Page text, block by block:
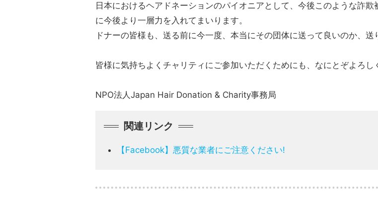
日本におけるヘアドネーションのパイオニアとして、今後このような詐
に今後より一層力を入れてまいります。
ドナーの皆様も、送る前に今一度、本当にその団体に送って良いのか、
皆様に気持ちよくチャリティにご参加いただくためにも、なにとぞよろし
NPO法人Japan Hair Donation & Charity事務局
関連リンク
【Facebook】悪質な業者にご注意ください!